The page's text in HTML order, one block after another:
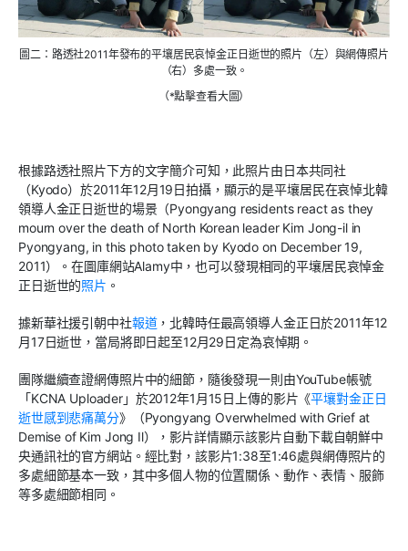
圖二：路透社2011年發布的平壤居民哀悼金正日逝世的照片（左）與網傳照片
（右）多處一致。
（*點擊查看大圖）
根據路透社照片下方的文字簡介可知，此照片由日本共同社
（Kyodo）於2011年12月19日拍攝，顯示的是平壤居民在哀悼北韓
領導人金正日逝世的場景（Pyongyang residents react as they
mourn over the death of North Korean leader Kim Jong-il in
Pyongyang, in this photo taken by Kyodo on December 19,
2011）。在圖庫網站Alamy中，也可以發現相同的平壤居民哀悼金
正日逝世的照片 。
據新華社援引朝中社報道，北韓時任最高領導人金正日於2011年12
月17日逝世，當局將即日起至12月29日定為哀悼期。
團隊繼續查證網傳照片中的細節，隨後發現一則由YouTube帳號
「KCNA Uploader」於2012年1 月15日上傳的影片《平壤對金正日
逝世感到悲痛萬分》（Pyongyang Overwhelmed with Grief at
Demise of Kim Jong Il），影片詳情顯示該影片自動下載自朝鮮中
央通訊社的官方網站。經比對，該影片1:38至1:46處與網傳照片的
多處細節基本一致，其中多個人物的位置關係、動作、表情、服飾
等多處細節相同。